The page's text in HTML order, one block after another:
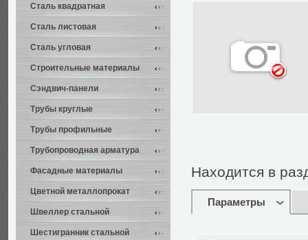
Находится в
Параметры
Сталь квадратная
Сталь листовая
Сталь угловая
Строительные материалы
Сэндвич-панели
Трубы круглые
Трубы профильные
Трубопроводная арматура
Фасадные материалы
Цветной металлопрокат
Швеллер стальной
Шестигранник стальной